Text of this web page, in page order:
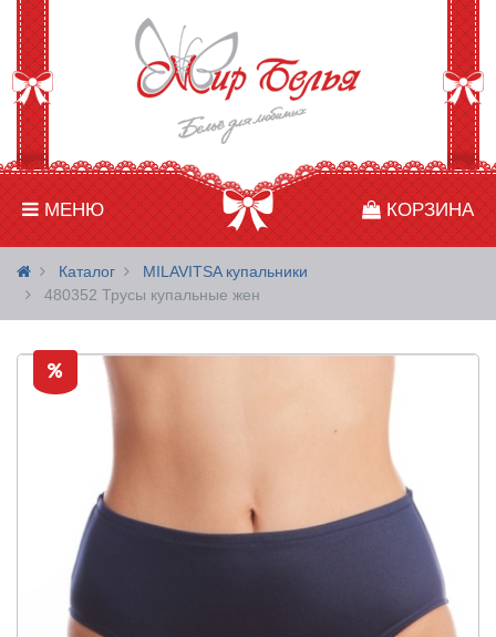
МЕНЮ КОРЗИНА
Каталог
MILAVITSA купальники
480352 Трусы купальные жен